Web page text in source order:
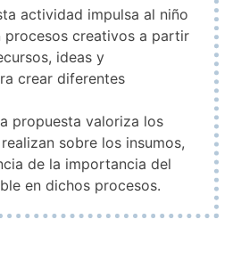
actividad impulsa al niño
procesos creativos a partir
ideas y
crear diferentes
propuesta valoriza los
sobre los insumos,
de la importancia del
en dichos procesos.